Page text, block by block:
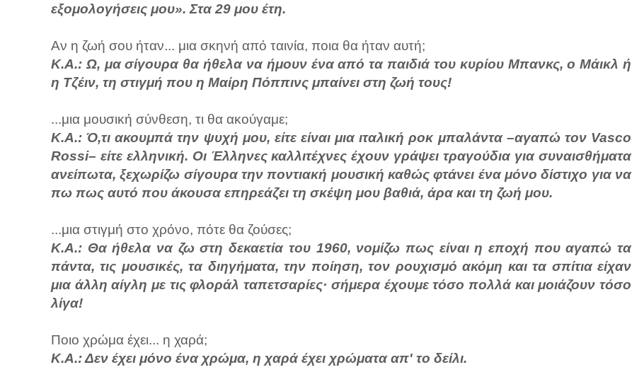
εξομολογήσεις μου». Στα 29 μου έτη.
Αν η ζωή σου ήταν... μια σκηνή από ταινία, ποια θα ήταν αυτή;
Κ.Α.: Ω, μα σίγουρα θα ήθελα να ήμουν ένα από τα παιδιά του κυρίου Μπανκς, ο Μάικλ ή
η Τζέιν, τη στιγμή που η Μαίρη Πόππινς μπαίνει στη ζωή τους!
...μια μουσική σύνθεση, τι θα ακούγαμε;
Κ.Α.: Ό,τι ακουμπά την ψυχή μου, είτε είναι μια ιταλική ροκ μπαλάντα –αγαπώ τον Vasco
Rossi– είτε ελληνική. Οι Έλληνες καλλιτέχνες έχουν γράψει τραγούδια για συναισθήματα
ανείπωτα, ξεχωρίζω σίγουρα την ποντιακή μουσική καθώς φτάνει ένα μόνο δίστιχο για να
πω πως αυτό που άκουσα επηρεάζει τη σκέψη μου βαθιά, άρα και τη ζωή μου.
...μια στιγμή στο χρόνο, πότε θα ζούσες;
Κ.Α.: Θα ήθελα να ζω στη δεκαετία του 1960, νομίζω πως είναι η εποχή που αγαπώ τα
πάντα, τις μουσικές, τα διηγήματα, την ποίηση, τον ρουχισμό ακόμη και τα σπίτια είχαν
μια άλλη αίγλη με τις φλοράλ ταπετσαρίες· σήμερα έχουμε τόσο πολλά και μοιάζουν τόσο
λίγα!
Ποιο χρώμα έχει... η χαρά;
Κ.Α.: Δεν έχει μόνο ένα χρώμα, η χαρά έχει χρώματα απ' το δείλι.